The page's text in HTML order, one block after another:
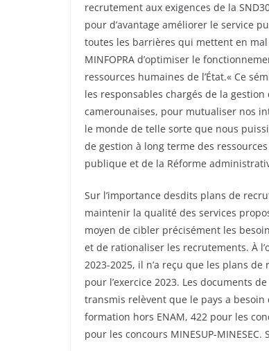
recrutement aux exigences de la
pour d’avantage améliorer le service
toutes les barrières qui mettent en
MINFOPRA d’optimiser le
ressources humaines de l’État.« Ce
les responsables chargés de la
camerounaises, pour mutualiser nos
le monde de telle sorte que nous
de gestion à long terme des
publique et de la Réforme
Sur l’importance desdits plans de
maintenir la qualité des services
moyen de cibler précisément les
et de rationaliser les recrutements. À
2023-2025, il n’a reçu que les plans
pour l’exercice 2023. Les documents
transmis relèvent que le pays a
formation hors ENAM, 422 pour les
pour les concours MINESUP-